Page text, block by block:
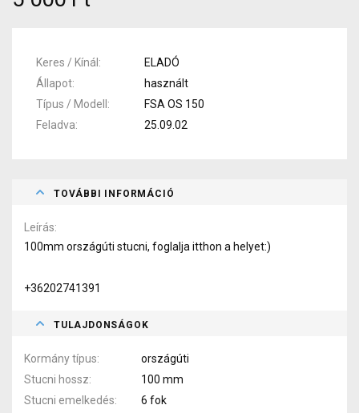
Keres / Kínál
ELADÓ
Állapot
használt
Típus / Modell
FSA OS 150
Feladva
25.09.02
TOVÁBBI INFORMÁCIÓ
Leírás
100mm országúti stucni, foglalja itthon a helyet:)
+36202741391
TULAJDONSÁGOK
Kormány típus
országúti
Stucni hossz
100 mm
Stucni emelkedés
6 fok